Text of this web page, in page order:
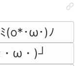
(o*･ω･)ﾉ
ω・)┘